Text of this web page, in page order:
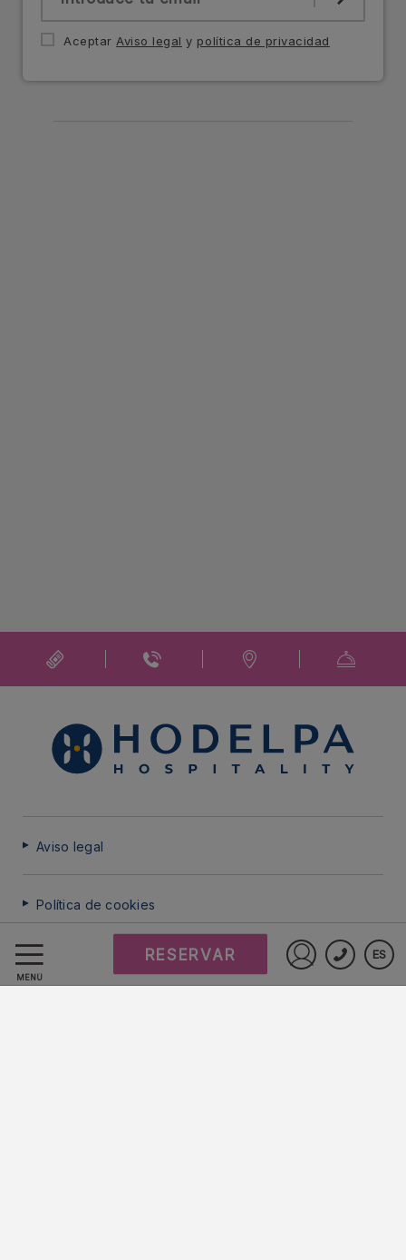
MENÚ
ES
RESERVAR
AceptarAviso legal y política de privacidad
Aviso legal
Política de cookies
Preguntas frecuentes